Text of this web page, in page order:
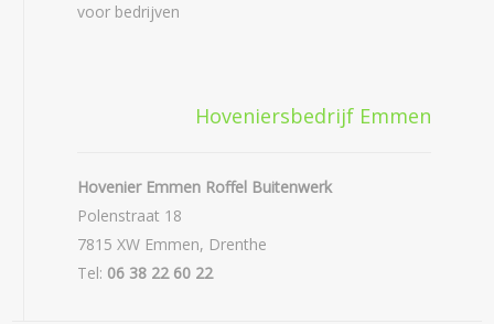
voor bedrijven
Hoveniersbedrijf Emmen
Hovenier Emmen Roffel Buitenwerk
Polenstraat 18
7815 XW Emmen, Drenthe
Tel: 06 38 22 60 22